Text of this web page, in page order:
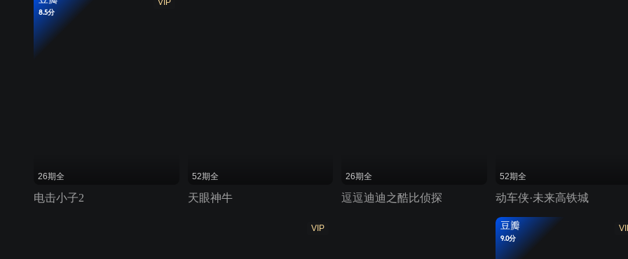
VIP
8.5分
26期全
电击小子2
52期全
天眼神牛
26期全
逗逗迪迪之酷比侦探
52期全
动车侠·未来高铁城
VIP 豆瓣
9.0分